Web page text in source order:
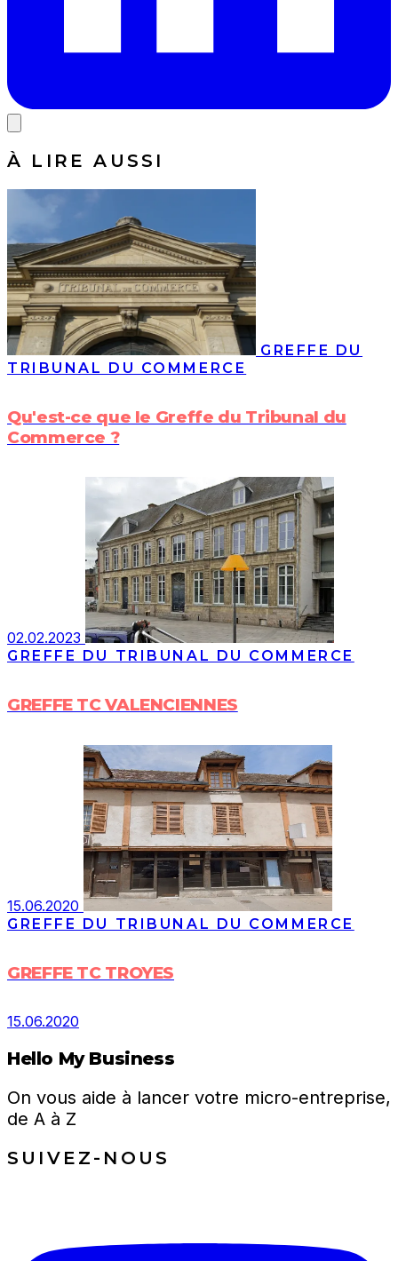
À LIRE AUSSI
GREFFE DU
TRIBUNAL DU COMMERCE
Qu'est-ce que le Greffe du Tribunal du
Commerce ?
02.02.2023
GREFFE DU TRIBUNAL DU COMMERCE
GREFFE TC VALENCIENNES
15.06.2020
GREFFE DU TRIBUNAL DU COMMERCE
GREFFE TC TROYES
15.06.2020
Hello My Business
On vous aide à lancer votre micro-entreprise,
de A à Z
SUIVEZ-NOUS